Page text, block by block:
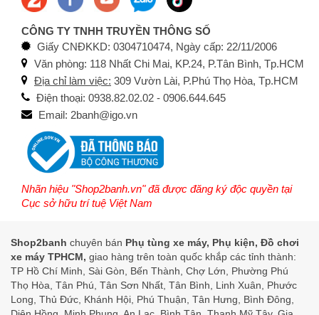
CÔNG TY TNHH TRUYỀN THÔNG SỐ
Giấy CNĐKKD: 0304710474, Ngày cấp: 22/11/2006
Văn phòng: 118 Nhất Chi Mai, KP.24, P.Tân Bình, Tp.HCM
Địa chỉ làm việc: 309 Vườn Lài, P.Phú Thọ Hòa, Tp.HCM
Điện thoại: 0938.82.02.02 - 0906.644.645
Email: 2banh@igo.vn
Nhãn hiệu "Shop2banh.vn" đã được đăng ký độc quyền tại
Cục sở hữu trí tuệ Việt Nam
Shop2banh chuyên bán Phụ tùng xe máy, Phụ kiện, Đồ chơi
xe máy TPHCM, giao hàng trên toàn quốc khắp các tỉnh thành:
TP Hồ Chí Minh, Sài Gòn, Bến Thành, Chợ Lớn, Phường Phú
Thọ Hòa, Tân Phú, Tân Sơn Nhất, Tân Bình, Linh Xuân, Phước
Long, Thủ Đức, Khánh Hội, Phú Thuận, Tân Hưng, Bình Đông,